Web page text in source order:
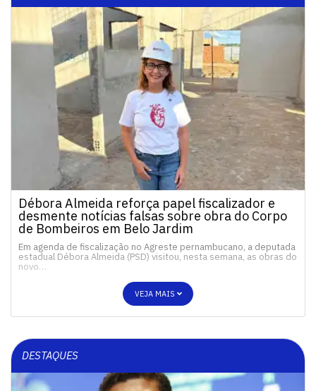
Débora Almeida reforça papel fiscalizador e
desmente notícias falsas sobre obra do Corpo
de Bombeiros em Belo Jardim
Em agenda de fiscalização no Agreste pernambucano, a deputada
estadual Débora Almeida (PSD) visitou, nesta semana, as obras do
novo…
VEJA MAIS
DESTAQUES